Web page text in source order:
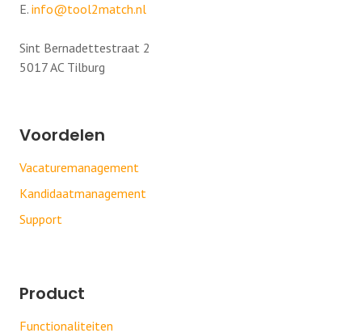
E. info@tool2match.nl
Sint Bernadettestraat 2
5017 AC Tilburg
Voordelen
Vacaturemanagement
Kandidaatmanagement
Support
Product
Functionaliteiten